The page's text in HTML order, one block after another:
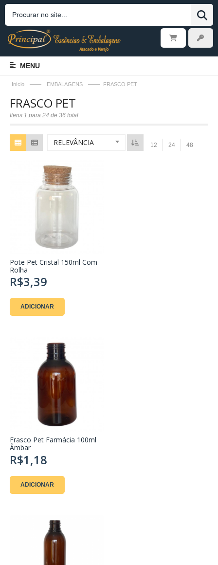
MENU
Início —— EMBALAGENS —— FRASCO PET
FRASCO PET
Itens 1 para 24 de 36 total
RELEVÂNCIA 12 24 48
Pote Pet Cristal 150ml Com
Rolha
R$3,39
ADICIONAR
Frasco Pet Farmácia 100ml
Âmbar
R$1,18
ADICIONAR